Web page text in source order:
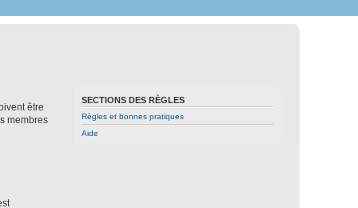
SECTIONS DES RÈGLES
Règles et bonnes pratiques
Aide
être
membres